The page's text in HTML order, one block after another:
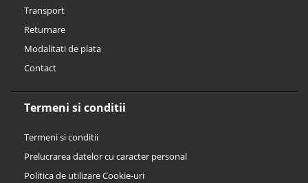
Transport
Returnare
Modalitati de plata
Contact
Termeni si conditii
Termeni si conditii
Prelucrarea datelor cu caracter personal
Politica de utilizare Cookie-uri